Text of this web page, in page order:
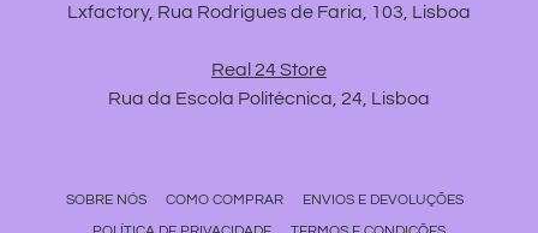
Lxfactory, Rua Rodrigues de Faria, 103, Lisboa
Real 24 Store
Rua da Escola Politécnica, 24, Lisboa
SOBRE NÓS COMO COMPRAR
ENVIOS E DEVOLUÇÕES